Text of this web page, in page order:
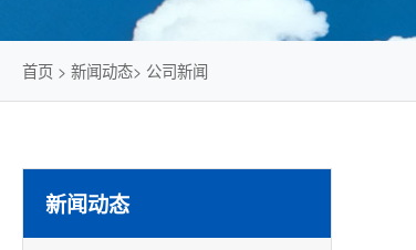
首页 > 新闻动态> 公司新闻
新闻动态